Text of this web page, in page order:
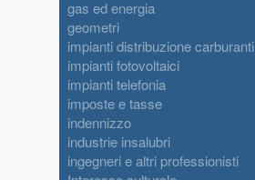
gas ed energia
geometri
impianti distribuzione carburanti
impianti fotovoltaici
impianti telefonia
imposte e tasse
indennizzo
industrie insalubri
ingegneri e altri professionisti